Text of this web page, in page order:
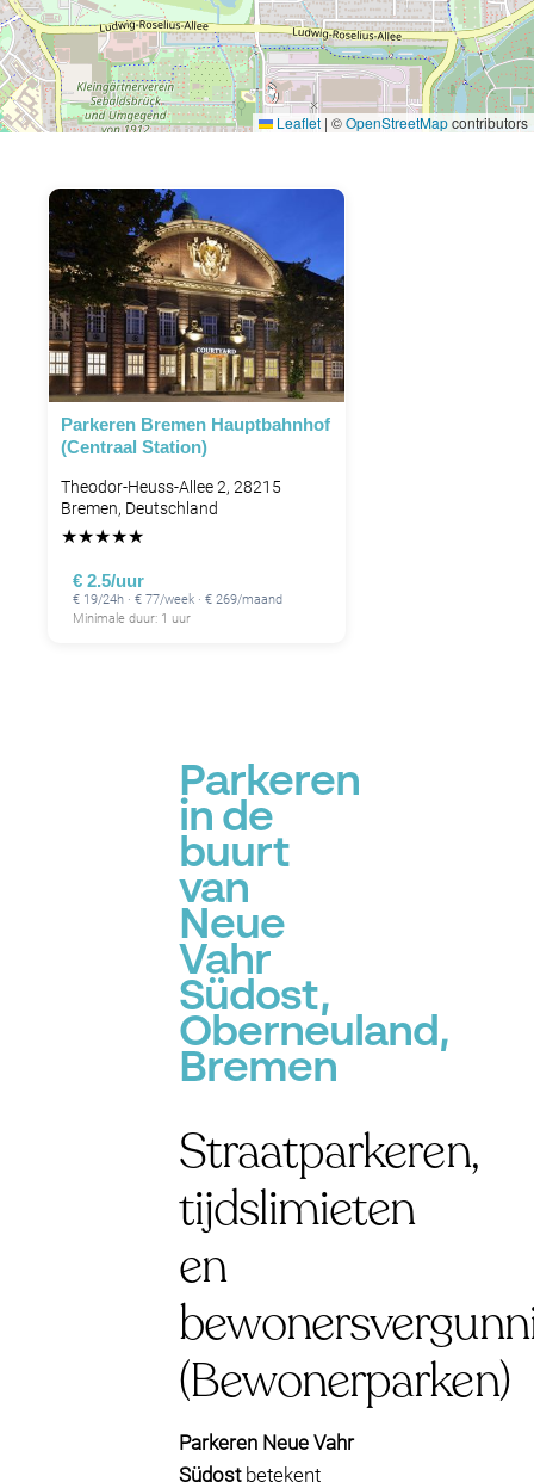
Leaflet | ©OpenStreetMapcontributors
Parkeren Bremen Hauptbahnhof
(Centraal Station)
Theodor-Heuss-Allee 2, 28215
Bremen, Deutschland
★★★★★
€ 2.5/uur
€ 19/24h · € 77/week · € 269/maand
Minimale duur: 1 uur
Parkeren
in de
buurt
van
Neue
Vahr
Südost,
Oberneuland,
Bremen
Straatparkeren,
tijdslimieten
en
(Bewonerparken)
Parkeren Neue Vahr
Südostbetekent